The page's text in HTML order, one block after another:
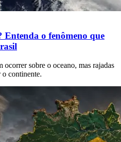
Entenda o fenômeno que
ocorrer sobre o oceano, mas rajadas
o continente.